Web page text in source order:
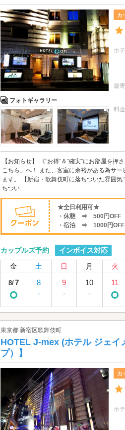
フォトギャラリー
カ
ホ
最
料金
【お知らせ】 《”お得”＆”確実”にお部屋を
こちら」へ！ また、客室に余裕がある為サ
ます。 【新宿・歌舞伎町に落ちついた雰囲
ちつい...
★全日利用可★
・休憩 ⇒ 500円OFF
・宿泊 ⇒ 1000円OFF
カップルズ予約
インボイス対応
金
土 日 月 火
8/7
8
-
9
-
10
-
11
東京都 新宿区歌舞伎町
HOTEL J-mex (ホテル ジェイ
プ）】
カ
ホ